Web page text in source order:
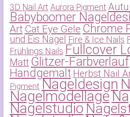
3D Nail Art Aurora Pigment
Babyboomer
Art Cat Eye Gele Chrome
und Eis Nägel Fire & Ice Nails
Frühlings Nails Fullcover
Matt Glitzer-Farbverlauf
Handgemalt Herbst Nail
Pigment Nageldesign
Nagelmodellage
Nagelstudio